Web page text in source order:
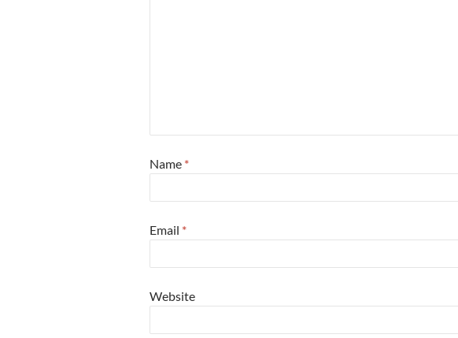
Name *
Email *
Website